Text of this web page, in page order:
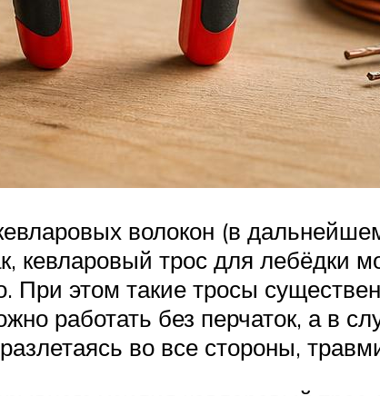
волокон (в
трос для лебёдки
При этом такие тросы
работать без перчаток, а в
во все стороны,